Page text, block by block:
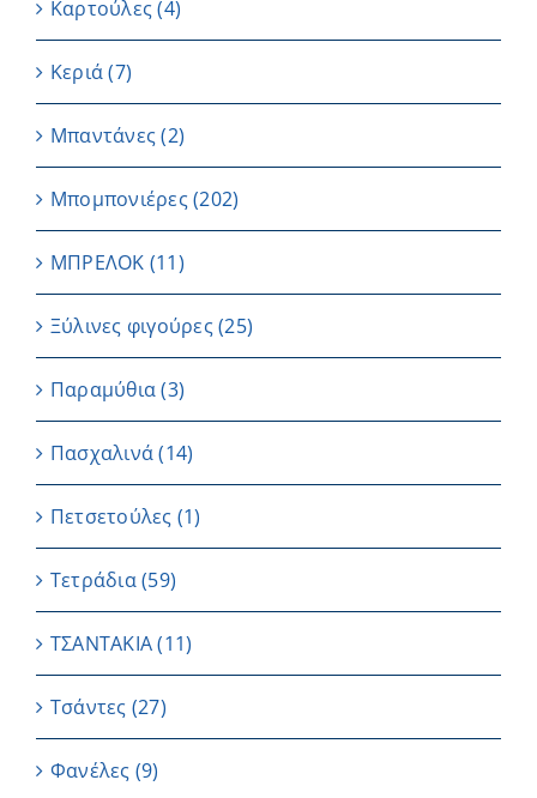
Καρτούλες (4)
Κεριά (7)
Μπαντάνες (2)
Μπομπονιέρες(202)
ΜΠΡΕΛΟΚ (11)
Ξύλινες φιγούρες(25)
Παραμύθια (3)
Πασχαλινά (14)
Πετσετούλες (1)
Τετράδια(59)
ΤΣΑΝΤΑΚΙΑ (11)
Τσάντες (27)
Φανέλες (9)